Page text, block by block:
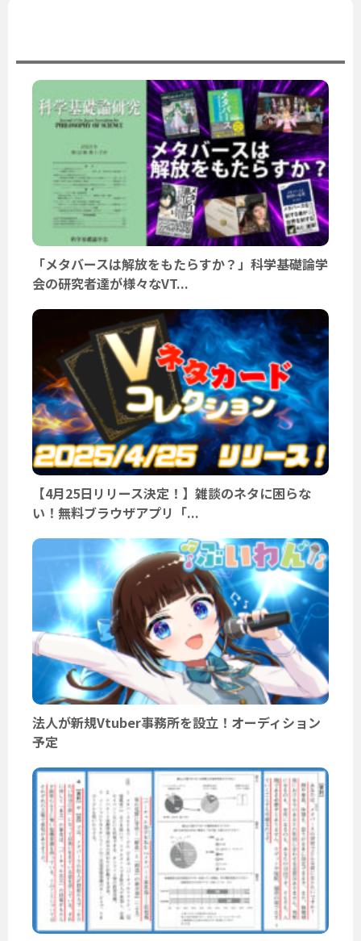
「メタバースは解放をもたらすか？」科学基礎論学
会の研究者達が様々なVT...
【4月25日リリース決定！】雑談のネタに困らな
い！無料ブラウザアプリ「...
法人が新規Vtuber事務所を設立！オーディション
予定